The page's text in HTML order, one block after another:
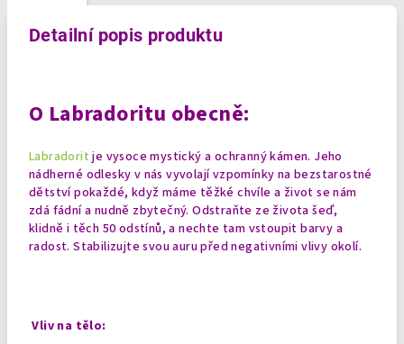
Detailní popis produktu
O Labradoritu obecně:
Labradoritje vysoce mystický a ochranný kámen. Jeho
nádherné odlesky v nás vyvolají vzpomínky na bezstarostné
dětství pokaždé, když máme těžké chvíle a život se nám
zdá fádní a nudně zbytečný. Odstraňte ze života šeď,
klidně i těch 50 odstínů, a nechte tam vstoupit barvy a
radost. Stabilizujte svou auru před negativními vlivy okolí.
Vliv na tělo: